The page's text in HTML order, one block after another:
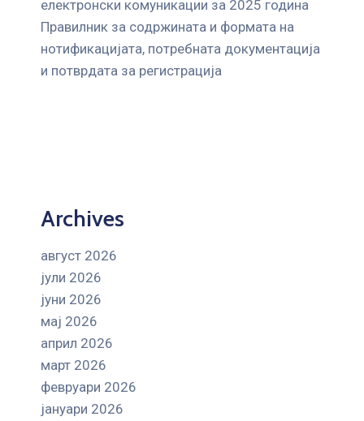
електронски комуникации за 2025 година
Правилник за содржината и формата на
нотификацијата, потребната документација
и потврдата за регистрација
Archives
август 2026
јули 2026
јуни 2026
мај 2026
април 2026
март 2026
февруари 2026
јануари 2026